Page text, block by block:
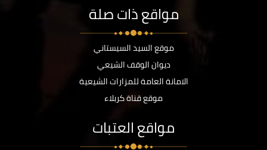
مواقع ذات صلة
موقع السيد السيستاني
ديوان الوقف الشيعي
الامانة العامة للمزارات الشيعية
موقع قناة كربلاء
مواقع العتبات